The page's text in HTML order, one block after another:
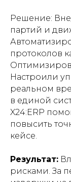
Решение:
партий и
протоколов
Настроили
реальном
в единой
X24:ERP
повысить
кейсе.
Результат:
рисками. За